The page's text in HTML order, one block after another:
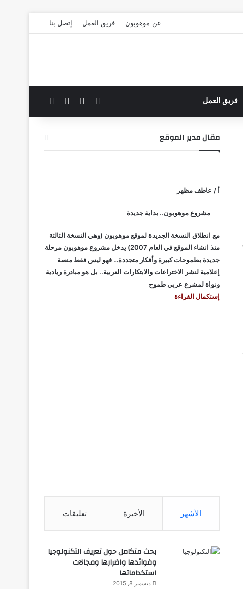
عن موهوبون فريق العمل إتصل بنا
فريق العمل فيسبوك الوضع المظلم
مقال مدير الموقع
أ / عاطف مظهر
مشروع موهوبون.. بداية جديدة
مع انطلاق النسخة الجديدة لموقع موهوبون (وهي النسخة الثالثة
منذ انشاء الموقع في العام 2007) يدخل مشروع موهوبون مرحلة
جديدة بطموحات كبيرة وأفكار متجددة… فهو ليس فقط منصة
إعلامية لنشر الاختراعات والابتكارات العربية.. بل هو مبادرة ريادية
ونواة لمشرع عربي طموح
إستكمال القراءة
الأشهر الأخيرة تعليقات
بحث متكامل حول تعريف التكنولوجيا
وفوائدها واضرارها ومجالات
استخداماتها
ديسمبر 8, 2015